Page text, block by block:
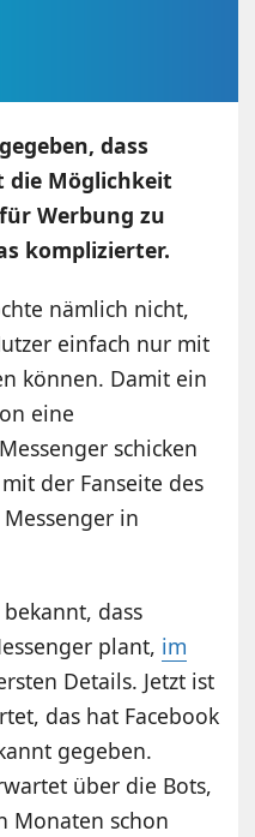
dass
die Möglichkeit
Werbung zu
komplizierter.
nämlich nicht,
einfach nur mit
können. Damit ein
eine
schicken
der Fanseite des
in
dass
plant, im
Details. Jetzt ist
das hat Facebook
gegeben.
über die Bots,
Monaten schon